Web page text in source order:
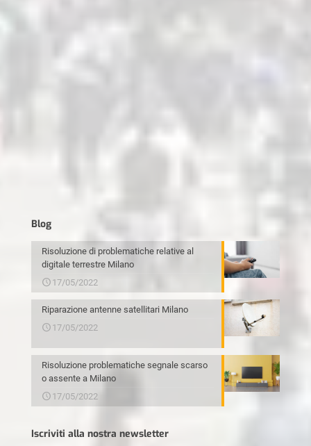
Blog
Risoluzione di problematiche relative al
digitale terrestre Milano
17/05/2022
Riparazione antenne satellitari Milano
17/05/2022
Risoluzione problematiche segnale scarso
o assente a Milano
17/05/2022
Iscriviti alla nostra newsletter